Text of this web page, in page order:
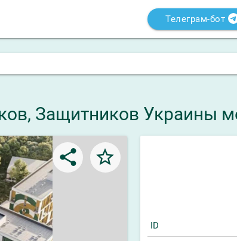
Телеграм-бот
Защитников Украины
share star_border
ID